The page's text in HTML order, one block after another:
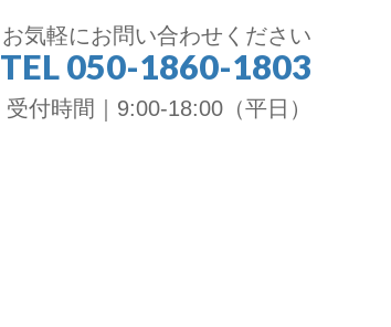
お気軽にお問い合わせください
TEL 050-1860-1803
受付時間｜9:00-18:00（平日）